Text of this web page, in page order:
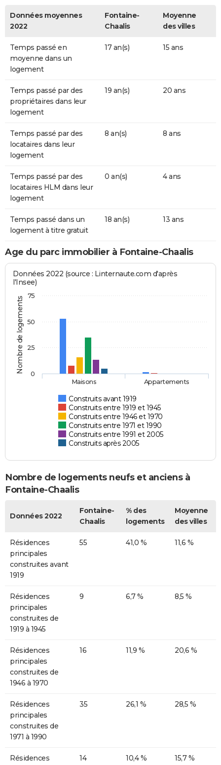
Données moyennes
2022
Fontaine-
Chaalis
Moyenne
des villes
Temps passé en
moyenne dans un
logement
17 an(s) 15 ans
Temps passé par des
propriétaires dans leur
logement
19 an(s) 20 ans
Temps passé par des
locataires dans leur
logement
8 an(s) 8 ans
Temps passé par des
locataires HLM dans leur
logement
0 an(s) 4 ans
Temps passé dans un
logement à titre gratuit
18 an(s) 13 ans
Age du parc immobilier à Fontaine-Chaalis
Nombre de logements
Données 2022 (source : Linternaute.com d'après
l'Insee)
Construits avant 1919
Construits entre 1919 et 1945
Construits entre 1946 et 1970
Construits entre 1971 et 1990
Construits entre 1991 et 2005
Construits après 2005
Maisons Appartements
0
25
50
75
Nombre de logements neufs et anciens à
Fontaine-Chaalis
Données 2022
Fontaine-
Chaalis
% des
logements
Moyenne
des villes
Résidences
principales
construites avant
1919
55 41,0 % 11,6 %
Résidences
principales
construites de
1919 à 1945
9 6,7 % 8,5 %
Résidences
principales
construites de
1946 à 1970
16 11,9 % 20,6 %
Résidences
principales
construites de
1971 à 1990
35 26,1 % 28,5 %
Résidences
14 10,4 % 15,7 %